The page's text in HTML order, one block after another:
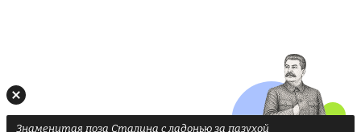
Знаменитая поза Сталина с ладонью за пазухой